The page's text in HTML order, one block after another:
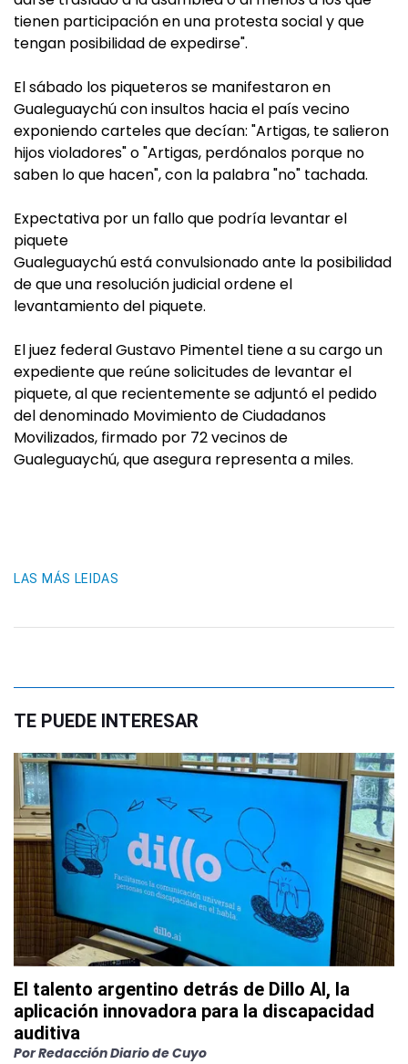
tienen participación en una protesta social y que
tengan posibilidad de expedirse".
El sábado los piqueteros se manifestaron en
Gualeguaychú con insultos hacia el país vecino
exponiendo carteles que decían: "Artigas, te salieron
hijos violadores" o "Artigas, perdónalos porque no
saben lo que hacen", con la palabra "no" tachada.
Expectativa por un fallo que podría levantar el
piquete
Gualeguaychú está convulsionado ante la posibilidad
de que una resolución judicial ordene el
levantamiento del piquete.
El juez federal Gustavo Pimentel tiene a su cargo un
expediente que reúne solicitudes de levantar el
piquete, al que recientemente se adjuntó el pedido
del denominado Movimiento de Ciudadanos
Movilizados, firmado por 72 vecinos de
Gualeguaychú, que asegura representa a miles.
LAS MÁS LEIDAS
TE PUEDE INTERESAR
El talento argentino detrás de Dillo AI, la
aplicación innovadora para la discapacidad
auditiva
PorRedacción Diario de Cuyo